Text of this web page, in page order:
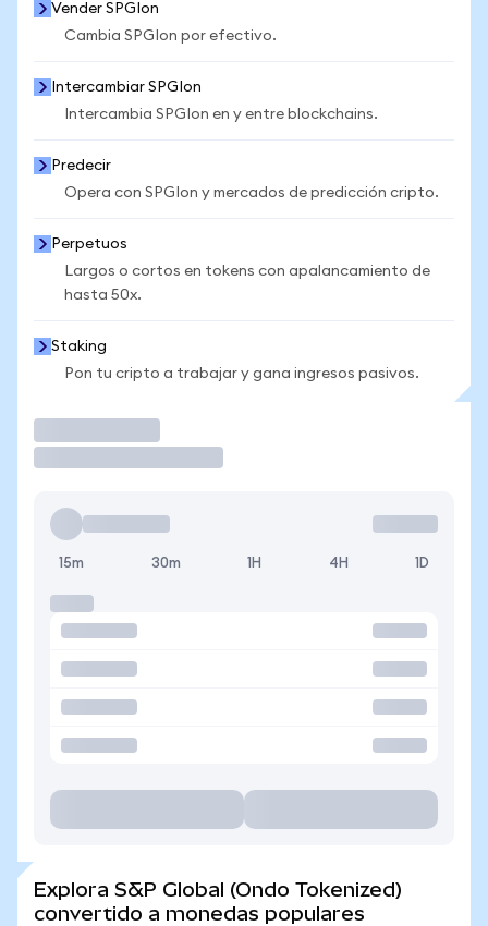
Vender SPGIon
Cambia SPGIon por efectivo.
Intercambiar SPGIon
Intercambia SPGIon en y entre blockchains.
Predecir
Opera con SPGIon y mercados de predicción cripto.
Perpetuos
Largos o cortos en tokens con apalancamiento de
hasta 50x.
Staking
Pon tu cripto a trabajar y gana ingresos pasivos.
15m 30m 1H 4H 1D
Explora S&P Global (Ondo Tokenized)
convertido a monedas populares